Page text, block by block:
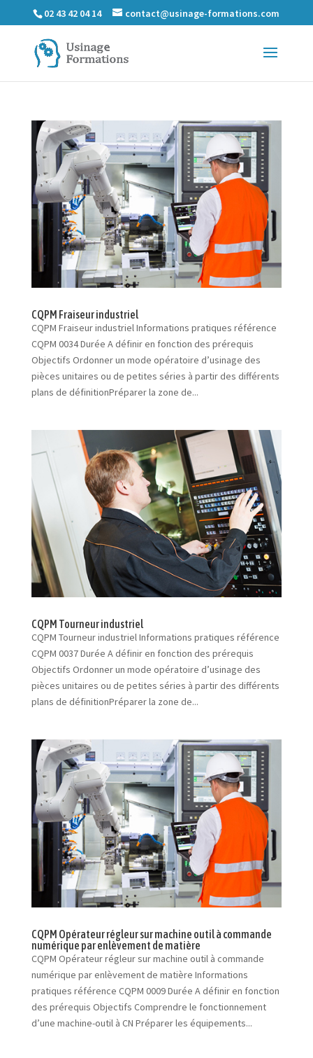
02 43 42 04 14 contact@usinage-formations.com
CQPM Fraiseur industriel
CQPM Fraiseur industriel Informations pratiques référence
CQPM 0034 Durée A définir en fonction des prérequis
Objectifs Ordonner un mode opératoire d’usinage des
pièces unitaires ou de petites séries à partir des différents
plans de définitionPréparer la zone de...
CQPM Tourneur industriel
CQPM Tourneur industriel Informations pratiques référence
CQPM 0037 Durée A définir en fonction des prérequis
Objectifs Ordonner un mode opératoire d’usinage des
pièces unitaires ou de petites séries à partir des différents
plans de définitionPréparer la zone de...
CQPM Opérateur régleur sur machine outil à commande
numérique par enlèvement de matière
CQPM Opérateur régleur sur machine outil à commande
numérique par enlèvement de matière Informations
pratiques référence CQPM 0009 Durée A définir en fonction
des prérequis Objectifs Comprendre le fonctionnement
d’une machine-outil à CN Préparer les équipements...